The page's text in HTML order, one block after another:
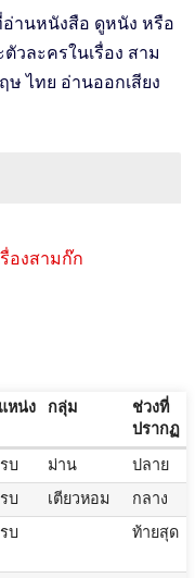
อ่านหนังสือ ดูหนัง หรือ
ตัวละครในเรื่อง สาม
ไทย อ่านออกเสียง
องสามก๊ก
หน่ง กลุ่ม
ช่วงที่
ปรากฏ
บ ม่าน
ปลาย
บ เตียวหอม
กลาง
บ ท้ายสุด